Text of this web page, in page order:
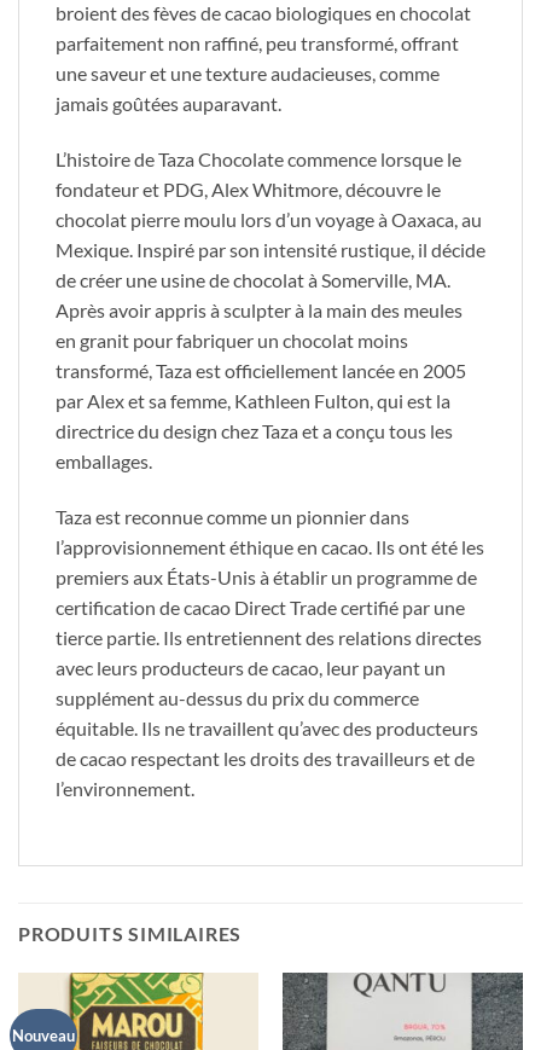
broient des fèves de cacao biologiques en chocolat
parfaitement non raffiné, peu transformé, offrant
une saveur et une texture audacieuses, comme
jamais goûtées auparavant.
L’histoire de Taza Chocolate commence lorsque le
fondateur et PDG, Alex Whitmore, découvre le
chocolat pierre moulu lors d’un voyage à Oaxaca, au
Mexique. Inspiré par son intensité rustique, il décide
de créer une usine de chocolat à Somerville, MA.
Après avoir appris à sculpter à la main des meules
en granit pour fabriquer un chocolat moins
transformé, Taza est officiellement lancée en 2005
par Alex et sa femme, Kathleen Fulton, qui est la
directrice du design chez Taza et a conçu tous les
emballages.
Taza est reconnue comme un pionnier dans
l’approvisionnement éthique en cacao. Ils ont été les
premiers aux États-Unis à établir un programme de
certification de cacao Direct Trade certifié par une
tierce partie. Ils entretiennent des relations directes
avec leurs producteurs de cacao, leur payant un
supplément au-dessus du prix du commerce
équitable. Ils ne travaillent qu’avec des producteurs
de cacao respectant les droits des travailleurs et de
l’environnement.
PRODUITS SIMILAIRES
Nouveau